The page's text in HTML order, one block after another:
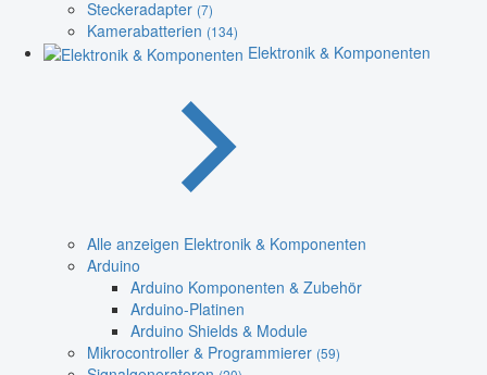
Steckeradapter (7)
Kamerabatterien (134)
Elektronik & Komponenten
Alle anzeigen Elektronik & Komponenten
Arduino
Arduino Komponenten & Zubehör
Arduino-Platinen
Arduino Shields & Module
Mikrocontroller & Programmierer (59)